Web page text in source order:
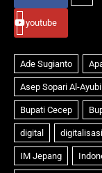
youtube